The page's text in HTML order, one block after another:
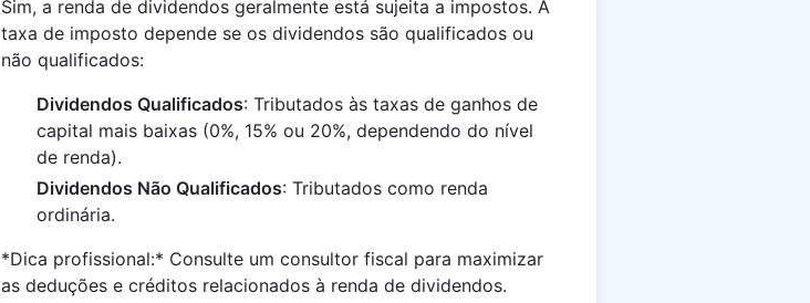
Sim, a renda de dividendos geralmente está sujeita a impostos. A
taxa de imposto depende se os dividendos são qualificados ou
não qualificados:
Dividendos Qualificados: Tributados às taxas de ganhos de
capital mais baixas (0%, 15% ou 20%, dependendo do nível
de renda).
Dividendos Não Qualificados: Tributados como renda
ordinária.
*Dica profissional:* Consulte um consultor fiscal para maximizar
as deduções e créditos relacionados à renda de dividendos.